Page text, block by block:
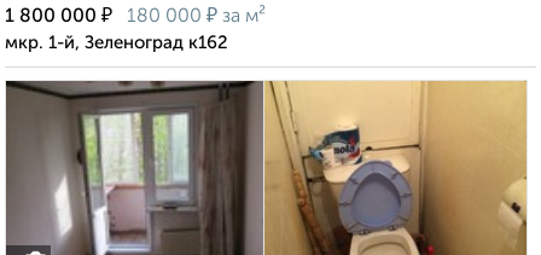
1 800 000 ₽ 180 000 ₽ за м²
мкр. 1-й, Зеленоград к162